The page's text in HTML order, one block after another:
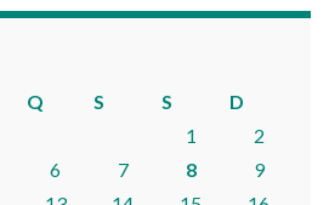
Q S S
D
1
2
6 7 8
9